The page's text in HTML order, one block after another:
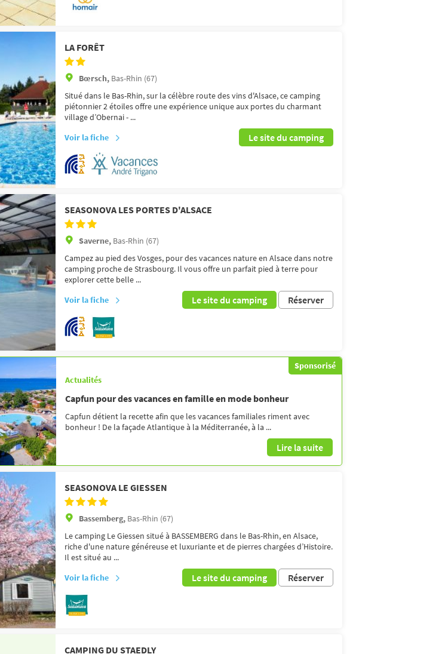
LA FORÊT
Bœrsch, Bas-Rhin (67)
Situé dans le Bas-Rhin, sur la célèbre route des vins d'Alsace, ce camping
piétonnier 2 étoiles offre une expérience unique aux portes du charmant
village d’Obernai - ...
Voir la fiche
Le site du camping
SEASONOVA LES PORTES D'ALSACE
Saverne, Bas-Rhin (67)
Campez au pied des Vosges, pour des vacances nature en Alsace dans notre
camping proche de Strasbourg. Il vous offre un parfait pied à terre pour
explorer cette belle ...
Voir la fiche
Le site du camping Réserver
Sponsorisé
Actualités
Capfun pour des vacances en famille en mode bonheur
Capfun détient la recette afin que les vacances familiales riment avec
bonheur ! De la façade Atlantique à la Méditerranée, à la ...
Lire la suite
SEASONOVA LE GIESSEN
Bassemberg, Bas-Rhin (67)
Le camping Le Giessen situé à BASSEMBERG dans le Bas-Rhin, en Alsace,
riche d'une nature généreuse et luxuriante et de pierres chargées d’Histoire.
Il est situé au ...
Voir la fiche
Le site du camping Réserver
CAMPING DU STAEDLY